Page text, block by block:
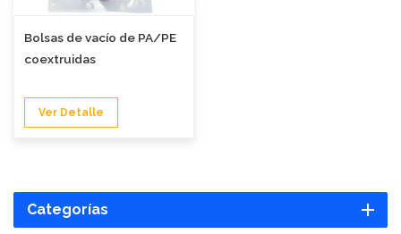
Bolsas de vacío de PA/PE
coextruidas
Ver Detalle
Categorías